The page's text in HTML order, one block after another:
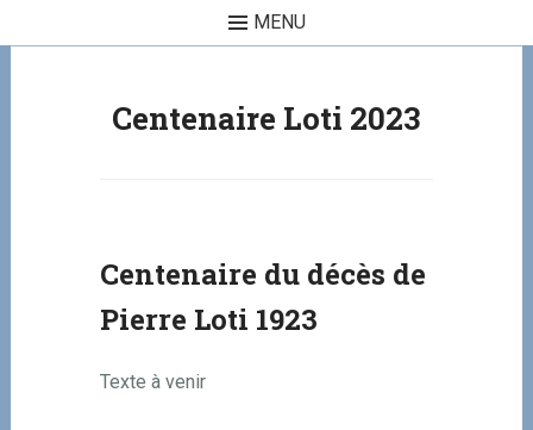
MENU
Centenaire Loti 2023
Centenaire du décès de
Pierre Loti 1923
Texte à venir